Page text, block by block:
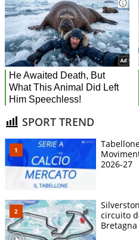
SPORT TREND
2026-27
circuito